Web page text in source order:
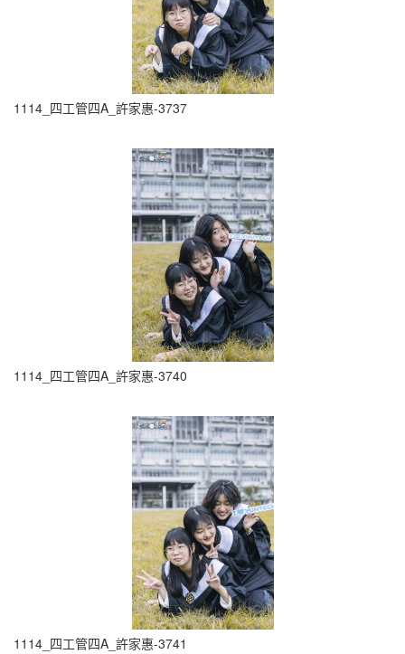
1114_四工管四A_許家惠-3737
1114_四工管四A_許家惠-3740
1114_四工管四A_許家惠-3741